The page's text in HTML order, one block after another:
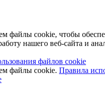
файлы cookie, чтобы
нашего веб-сайта и
файлов cookie
файлы cookie. Правила